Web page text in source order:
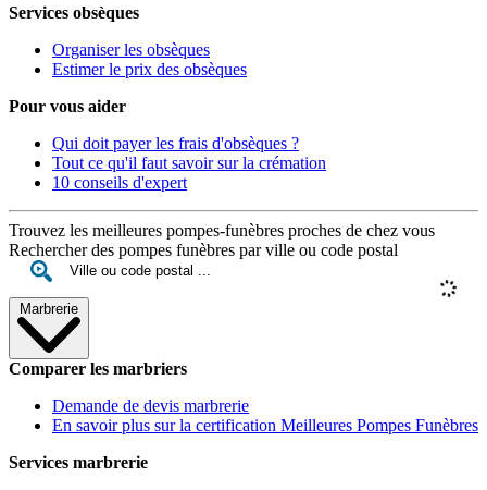
Services obsèques
Organiser les obsèques
Estimer le prix des obsèques
Pour vous aider
Qui doit payer les frais d'obsèques ?
Tout ce qu'il faut savoir sur la crémation
10 conseils d'expert
Trouvez les meilleures pompes-funèbres proches de chez vous
Rechercher des pompes funèbres par ville ou code postal
Marbrerie
Comparer les marbriers
Demande de devis marbrerie
En savoir plus sur la certification Meilleures Pompes Funèbres
Services marbrerie